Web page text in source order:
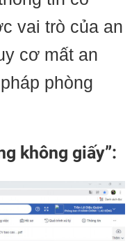
vai trò của an
cơ mất an
phòng
không giấy”: